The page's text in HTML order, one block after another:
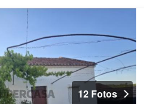
12 Fotos